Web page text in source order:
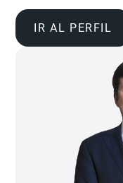
IR AL PERFIL